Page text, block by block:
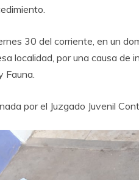
30 del corriente, en un
localidad, por una causa de
Fauna.
por el Juzgado Juvenil